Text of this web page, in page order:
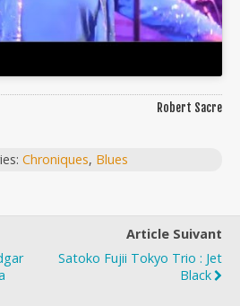
Robert Sacre
Chroniques, Blues
Article Suivant
Satoko Fujii Tokyo Trio : Jet
Black